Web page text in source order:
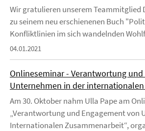
Wir gratulieren unserem Teammitglied
zu seinem neu erschienenen Buch
Konfliktlinien im sich wandelnden
04.01.2021
Onlineseminar - Verantwortung und
Unternehmen in der
Am 30. Oktober nahm Ulla Pape am
„Verantwortung und Engagement von
Internationalen Zusammenarbeit“,